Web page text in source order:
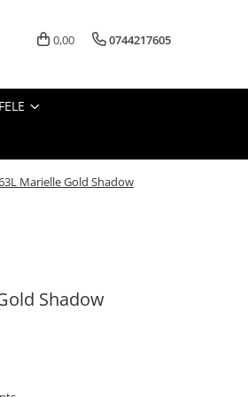
0,00 0744217605
Marielle Gold Shadow
Shadow